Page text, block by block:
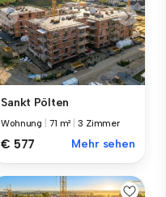
Sankt Pölten
Wohnung 71 m² |3 Zimmer
€ 577 Mehr sehen